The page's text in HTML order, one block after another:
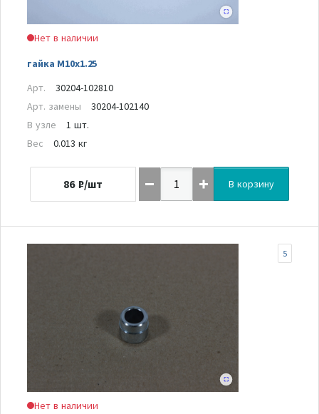
Нет в наличии
гайка M10x1.25
Арт.
30204-102810
Арт. замены
30204-102140
В узле
1 шт.
Вес
0.013 кг
86 ₽/шт В корзину
Нет в наличии
5